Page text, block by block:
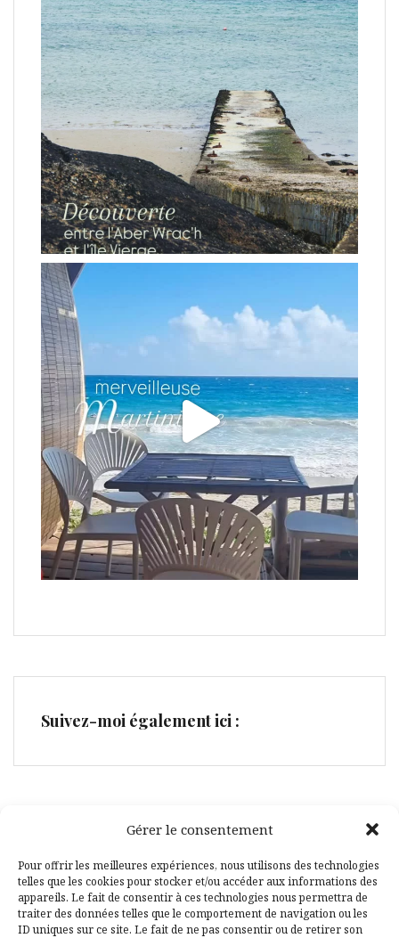
Gérer le consentement
Pour offrir les meilleures expériences, nous utilisons des technologies
telles que les cookies pour stocker et/ou accéder aux informations des
appareils. Le fait de consentir à ces technologies nous permettra de
traiter des données telles que le comportement de navigation ou les
ID uniques sur ce site. Le fait de ne pas consentir ou de retirer son
Suivez-moi également ici :
Facebook
Pinterest